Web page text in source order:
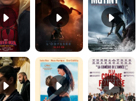
Les Matins merveilleux Bande-annonce VF De la Comédie-Française Teaser VF